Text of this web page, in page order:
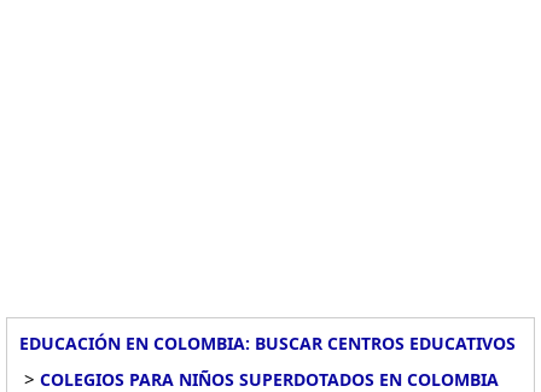
EDUCACIÓN EN COLOMBIA: BUSCAR CENTROS EDUCATIVOS
> COLEGIOS PARA NIÑOS SUPERDOTADOS EN COLOMBIA